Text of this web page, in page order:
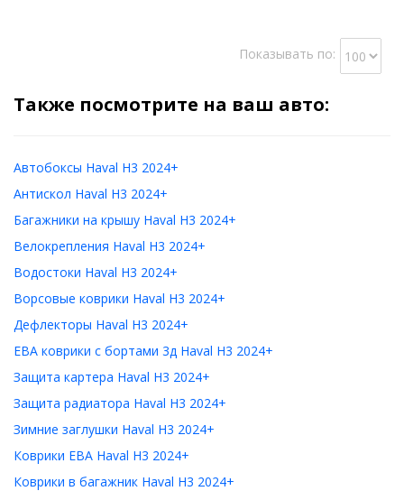
Показывать по:
Также посмотрите на ваш авто:
Автобоксы Haval H3 2024+
Антискол Haval H3 2024+
Багажники на крышу Haval H3 2024+
Велокрепления Haval H3 2024+
Водостоки Haval H3 2024+
Ворсовые коврики Haval H3 2024+
Дефлекторы Haval H3 2024+
ЕВА коврики с бортами 3д Haval H3 2024+
Защита картера Haval H3 2024+
Защита радиатора Haval H3 2024+
Зимние заглушки Haval H3 2024+
Коврики ЕВА Haval H3 2024+
Коврики в багажник Haval H3 2024+